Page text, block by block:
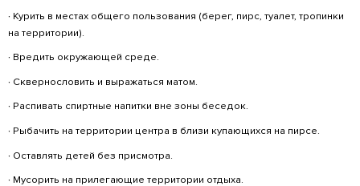
несоблюдением правил нахождения на
плата возврату не подлежит.
24. Запрещено справлять нужду в
25. Запрещено перемещать и использовать
согласования.
26. Находится в центре после закрытия